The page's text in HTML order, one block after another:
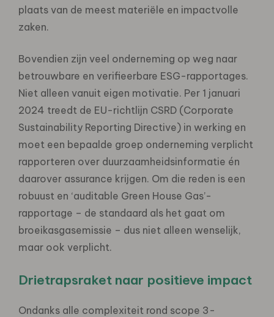
plaats van de meest materiële en impactvolle
zaken.
Bovendien zijn veel onderneming op weg naar
betrouwbare en verifieerbare ESG-rapportages.
Niet alleen vanuit eigen motivatie. Per 1 januari
2024 treedt de EU-richtlijn CSRD (Corporate
Sustainability Reporting Directive) in werking en
moet een bepaalde groep onderneming verplicht
rapporteren over duurzaamheidsinformatie én
daarover assurance krijgen. Om die reden is een
robuust en ‘auditable Green House Gas’-
rapportage – de standaard als het gaat om
broeikasgasemissie – dus niet alleen wenselijk,
maar ook verplicht.
Drietrapsraket naar positieve impact
Ondanks alle complexiteit rond scope 3-